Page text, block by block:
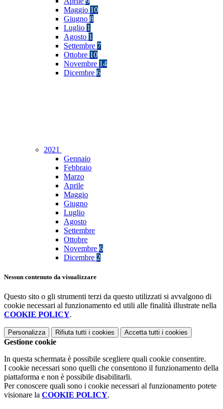
Maggio 10
Giugno 8
Luglio 1
Agosto 1
Settembre 7
Ottobre 10
Novembre 14
Dicembre 6
2021
Gennaio
Febbraio
Marzo
Aprile
Maggio
Giugno
Luglio
Agosto
Settembre
Ottobre
Novembre 6
Dicembre 2
Nessun contenuto da visualizzare
Questo sito o gli strumenti terzi da questo utilizzati si avvalgono di
cookie necessari al funzionamento ed utili alle finalità illustrate nella
COOKIE POLICY.
Personalizza Rifiuta tutti i cookies Accetta tutti i cookies
Gestione cookie
In questa schermata è possibile scegliere quali cookie consentire.
I cookie necessari sono quelli che consentono il funzionamento della
piattaforma e non è possibile disabilitarli.
Per conoscere quali sono i cookie necessari al funzionamento potete
visionare la COOKIE POLICY.